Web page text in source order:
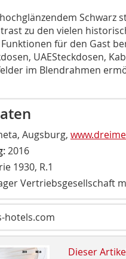
Schwarz
zu den vielen
für den Gast
UAESteckdosen,
im Blendrahmen
Augsburg,
2016
1930, R.1
Vertriebsgesellschaft
hotels.com
Dieser